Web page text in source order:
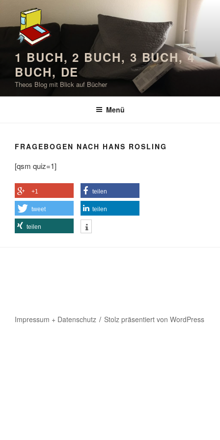
springen
1 BUCH, 2 BUCH, 3 BUCH, 4
BUCH, DE
Theos Blog mit Blick auf Bücher
Menü
FRAGEBOGEN NACH HANS ROSLING
[qsm quiz=1]
+1 teilen
tweet teilen
teilen
Impressum + Datenschutz Stolz präsentiert von WordPress